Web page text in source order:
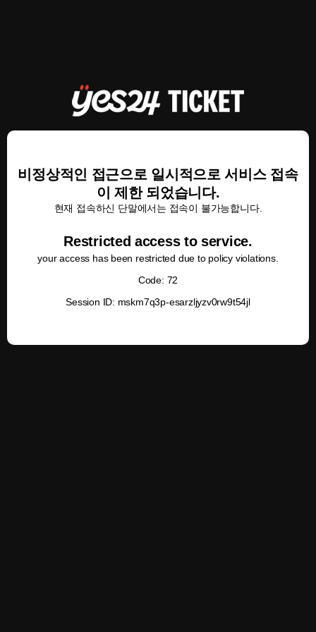
비정상적인 접근으로 일시적으로 서비스 접속
이 제한 되었습니다.
현재 접속하신 단말에서는 접속이 불가능합니다.
Restricted access to service.
your access has been restricted due to policy violations.
Code: 72
Session ID: mskm7q3p-esarzljyzv0rw9t54jl